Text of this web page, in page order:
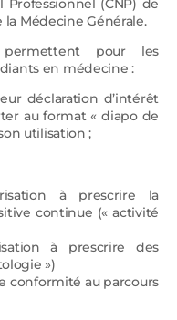
(CNP) de
la Médecine Générale.
pour les
en médecine :
déclaration d’intérêt
au format « diapo de
utilisation ;
à prescrire la
continue (« activité
à prescrire des
»)
conformité au parcours